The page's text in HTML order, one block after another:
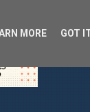
MORE GOT